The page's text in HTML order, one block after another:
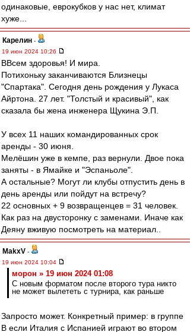
одинаковые, еврокубков у нас нет, климат
хуже...
Карелин -
19 июн 2024 10:26
ВВсем здоровья! И мира.
Потихоньку заканчиваются Близнецы
"Спартака". Сегодня день рождения у Лукаса
Айртона. 27 лет. "Толстый и красивый", как
сказала бы жена инженера Щукина Э.П.
У всех 11 наших командированных срок
аренды - 30 июня.
Мелёшин уже в кемпе, раз вернули. Двое пока
заняты - в Ямайке и "Эспаньоле".
А остальные? Могут ли клубы отпустить день в
день аренды или пойдут на встречу?
22 основных + 9 возвращенцев = 31 человек.
Как раз на двусторонку с заменами. Иначе как
Деяну вживую посмотреть на материал..
MakxV -
19 июн 2024 10:04
морон » 19 июн 2024 01:08
С новым форматом после второго тура никто
не может вылететь с турнира, как раньше
Запросто может. Конкретный пример: в группе
B если Италия с Испанией играют во втором